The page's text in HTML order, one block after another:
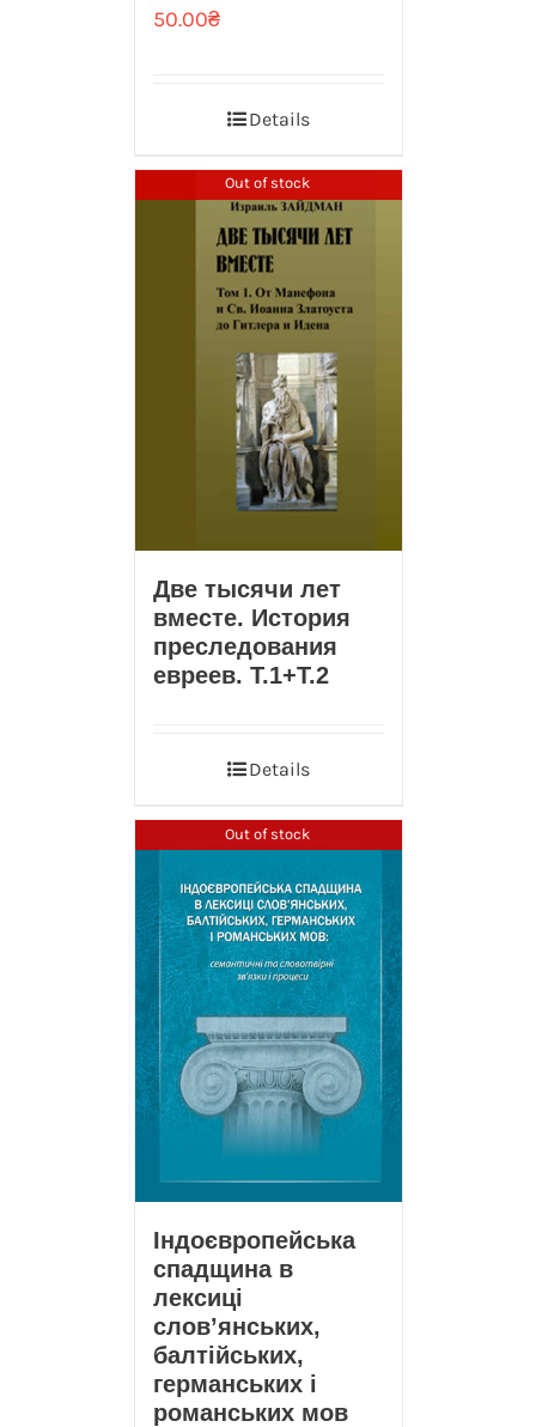
50.00₴
Details
Out of stock
Две тысячи лет
вместе. История
преследования
евреев. Т.1+T.2
Details
Out of stock
Індоєвропейська
спадщина в
лексиці
слов’янських,
балтійських,
германських і
романських мов